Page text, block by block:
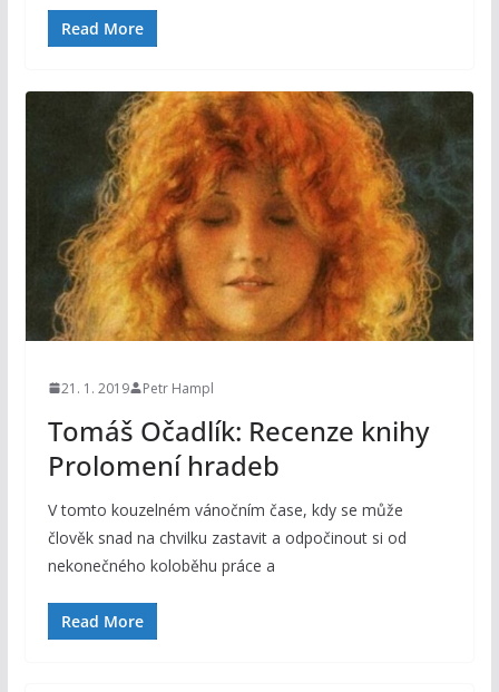
Read More
21. 1. 2019 Petr Hampl
Tomáš Očadlík: Recenze knihy
Prolomení hradeb
V tomto kouzelném vánočním čase, kdy se může
člověk snad na chvilku zastavit a odpočinout si od
nekonečného koloběhu práce a
Read More